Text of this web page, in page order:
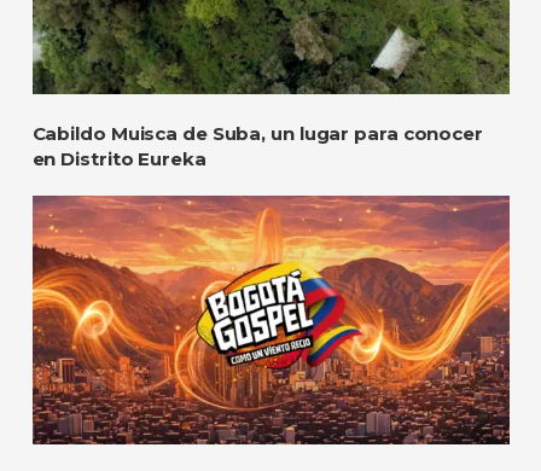
Cabildo Muisca de Suba, un lugar para conocer
en Distrito Eureka